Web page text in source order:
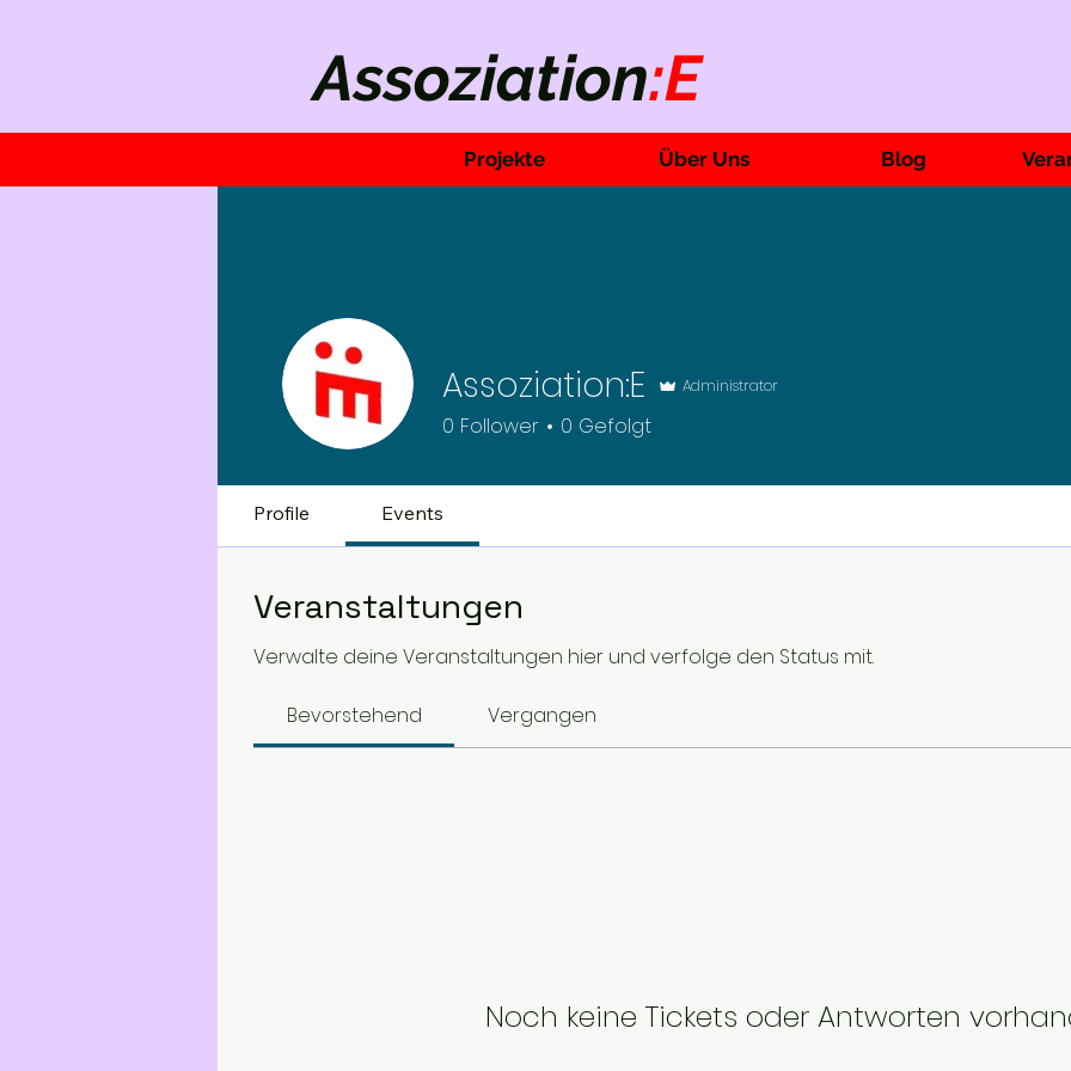
Assoziation:E
Projekte Über Uns Blog
Assoziation:E Administrator
0 Follower 0 Gefolgt
Profile Events
Veranstaltungen
Verwalte deine Veranstaltungen hier und verfolge den Status mit.
Bevorstehend Vergangen
Noch keine Tickets oder Antworten